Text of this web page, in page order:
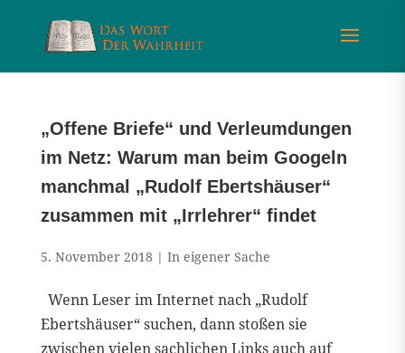
„Offene Briefe“ und Verleumdungen
im Netz: Warum man beim Googeln
manchmal „Rudolf Ebertshäuser“
zusammen mit „Irrlehrer“ findet
5. November 2018 | In eigener Sache
Wenn Leser im Internet nach „Rudolf
Ebertshäuser“ suchen, dann stoßen sie
zwischen vielen sachlichen Links auch auf